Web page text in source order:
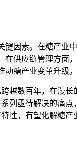
键因素。在糖产业
供应链管理方
糖产业变革升级。
越数百年，在漫长
列亟待解决的痛
，有望化解糖